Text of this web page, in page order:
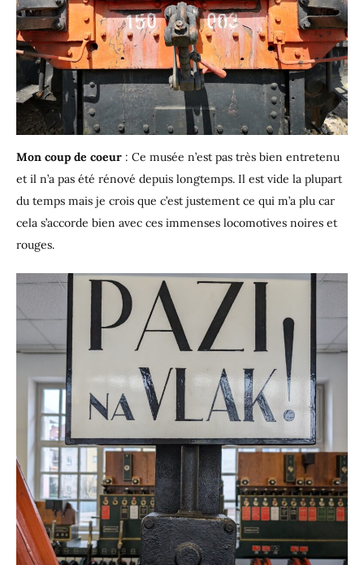
Mon coup de coeur : Ce musée n’est pas très bien entretenu
et il n’a pas été rénové depuis longtemps. Il est vide la plupart
du temps mais je crois que c’est justement ce qui m’a plu car
cela s’accorde bien avec ces immenses locomotives noires et
rouges.